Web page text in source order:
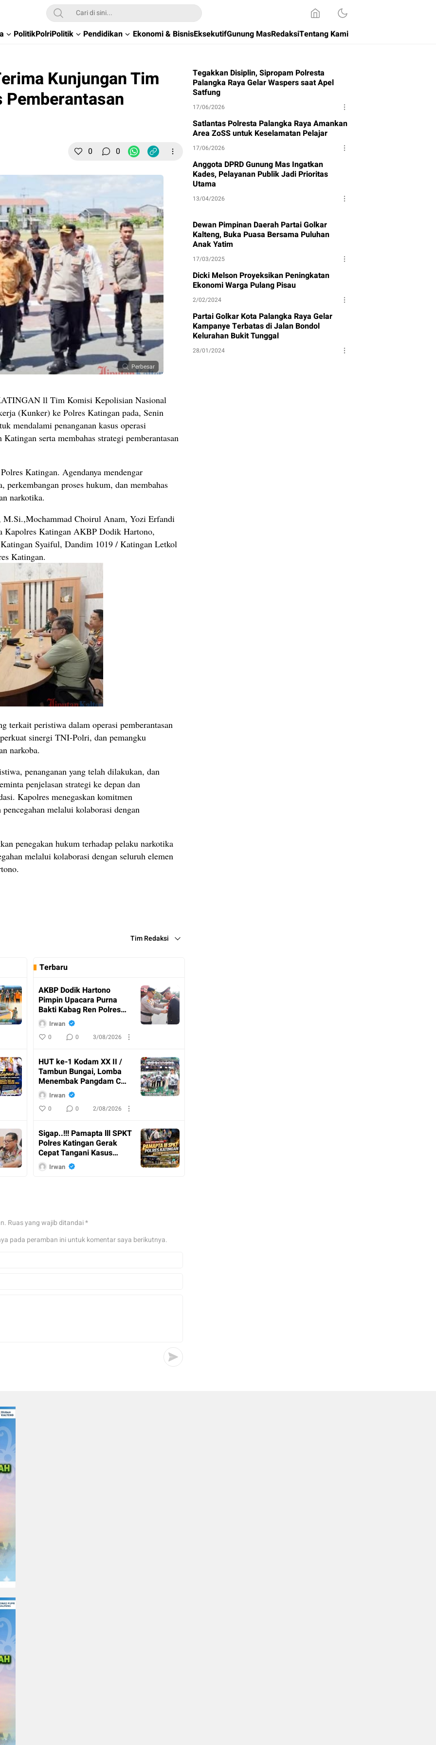
PolitikPolriPolitik Pendidikan Ekonomi & BisnisEksekutifGunung MasRedaksiTentang Kami
Kunjungan Tim
Pemberantasan
0 0
Perbesar
ll Tim Komisi Kepolisian Nasional
(Kunker) ke Polres Katingan pada, Senin
mendalami penanganan kasus operasi
serta membahas strategi pemberantasan
Katingan. Agendanya mendengar
perkembangan proses hukum, dan membahas
narkotika.
Choirul Anam, Yozi Erfandi
Kapolres Katingan AKBP Dodik Hartono,
Syaiful, Dandim 1019 / Katingan Letkol
Katingan.
terkait peristiwa dalam operasi pemberantasan
sinergi TNI-Polri, dan pemangku
narkoba.
penanganan yang telah dilakukan, dan
penjelasan strategi ke depan dan
Kapolres menegaskan komitmen
melalui kolaborasi dengan
penegakan hukum terhadap pelaku narkotika
melalui kolaborasi dengan seluruh elemen
Tim Redaksi
Terbaru
AKBP Dodik Hartono
Pimpin Upacara Purna
Bakti Kabag Ren Polres
Katingan
Irwan
0 0 3/08/2026
HUT ke-1 Kodam XX II /
Tambun Bungai, Lomba
Menembak Pangdam Cup
Resmi Ditutup
Irwan
0 0 2/08/2026
Sigap..!!! Pamapta lll SPKT
Polres Katingan Gerak
Cepat Tangani Kasus
Penganiayaan
Irwan
Menkopolkam RI Kunker
ke Kalimantan Tengah
Irwan
Ruas yang wajib ditandai*
pada peramban ini untuk komentar saya berikutnya.
Tegakkan Disiplin, Sipropam Polresta
Palangka Raya Gelar Waspers saat Apel
Satfung
17/06/2026
Satlantas Polresta Palangka Raya Amankan
Area ZoSS untuk Keselamatan Pelajar
17/06/2026
Anggota DPRD Gunung Mas Ingatkan
Kades, Pelayanan Publik Jadi Prioritas
Utama
13/04/2026
Dewan Pimpinan Daerah Partai Golkar
Kalteng, Buka Puasa Bersama Puluhan
Anak Yatim
17/03/2025
Dicki Melson Proyeksikan Peningkatan
Ekonomi Warga Pulang Pisau
2/02/2024
Partai Golkar Kota Palangka Raya Gelar
Kampanye Terbatas di Jalan Bondol
Kelurahan Bukit Tunggal
28/01/2024